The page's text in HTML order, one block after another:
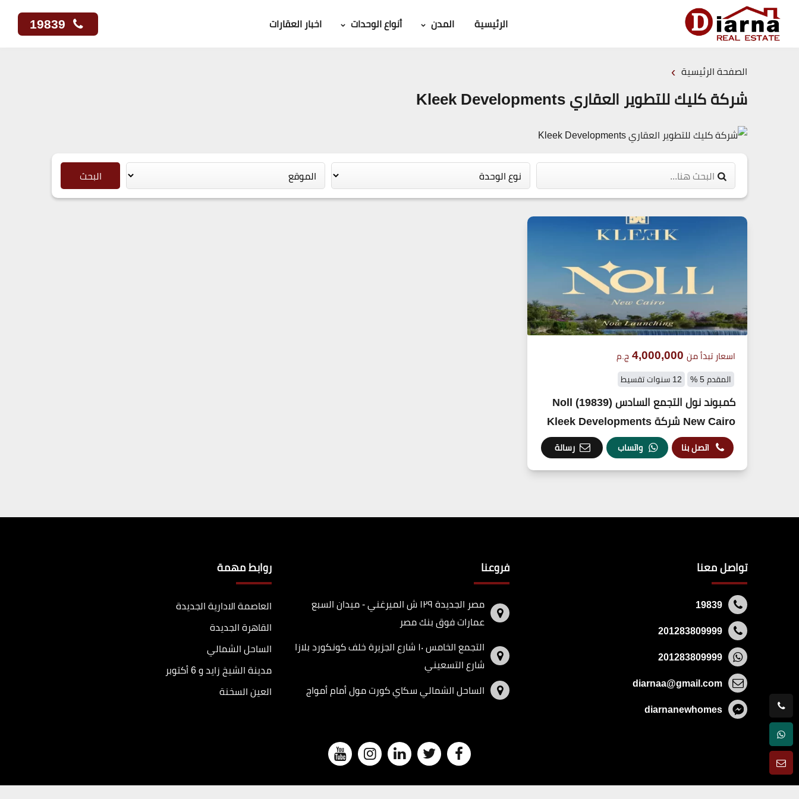
الرئيسية المدن أنواع الوحدات اخبار العقارات
الصفحة الرئيسية ›
شركة كليك للتطوير العقاري Kleek Developments
البحث
اسعار تبدأ من 4,000,000 ج.م
المقدم 5 % 12 سنوات تقسيط
كمبوند نول التجمع السادس (19839) Noll
New Cairo شركة Kleek Developments
اتصل بنا واتساب رسالة
تواصل معنا
19839
201283809999
201283809999
diarnaa@gmail.com
diarnanewhomes
فروعنا
مصر الجديدة ١٢٩ ش الميرغني - ميدان السبع
عمارات فوق بنك مصر
التجمع الخامس ١٠ شارع الجزيرة خلف كونكورد بلازا
شارع التسعيني
الساحل الشمالي سكاي كورت مول أمام أمواج
روابط مهمة
العاصمة الادارية الجديدة
القاهرة الجديدة
الساحل الشمالي
مدينة الشيخ زايد و 6 أكتوبر
العين السخنة